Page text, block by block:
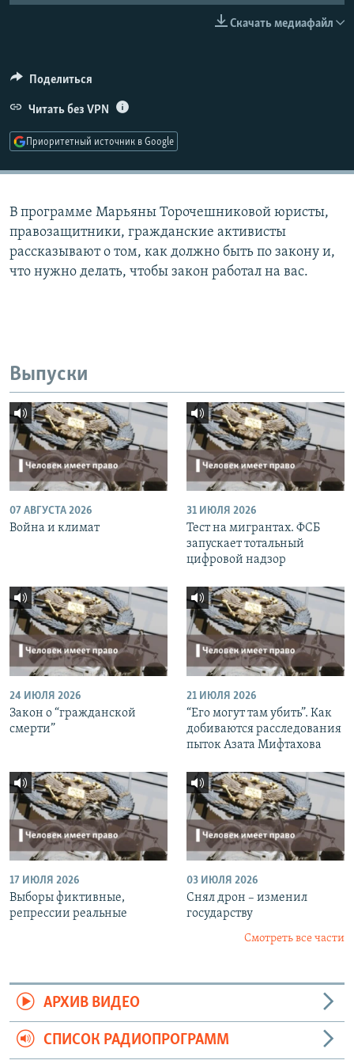
СОЦИАЛЬНЫЕ СЕТИ
Скачать медиафайл
Поделиться
Читать без VPN
Приоритетный источник в Google
В программе Марьяны Торочешниковой юристы,
правозащитники, гражданские активисты
рассказывают о том, как должно быть по закону и,
что нужно делать, чтобы закон работал на вас.
Выпуски
07 АВГУСТА 2026
Война и климат
31 ИЮЛЯ 2026
Тест на мигрантах. ФСБ
запускает тотальный
цифровой надзор
24 ИЮЛЯ 2026
Закон о “гражданской
смерти”
21 ИЮЛЯ 2026
“Его могут там убить”. Как
добиваются расследования
пыток Азата Мифтахова
17 ИЮЛЯ 2026
Выборы фиктивные,
репрессии реальные
03 ИЮЛЯ 2026
Снял дрон – изменил
государству
Смотреть все части
АРХИВ ВИДЕО
СПИСОК РАДИОПРОГРАММ